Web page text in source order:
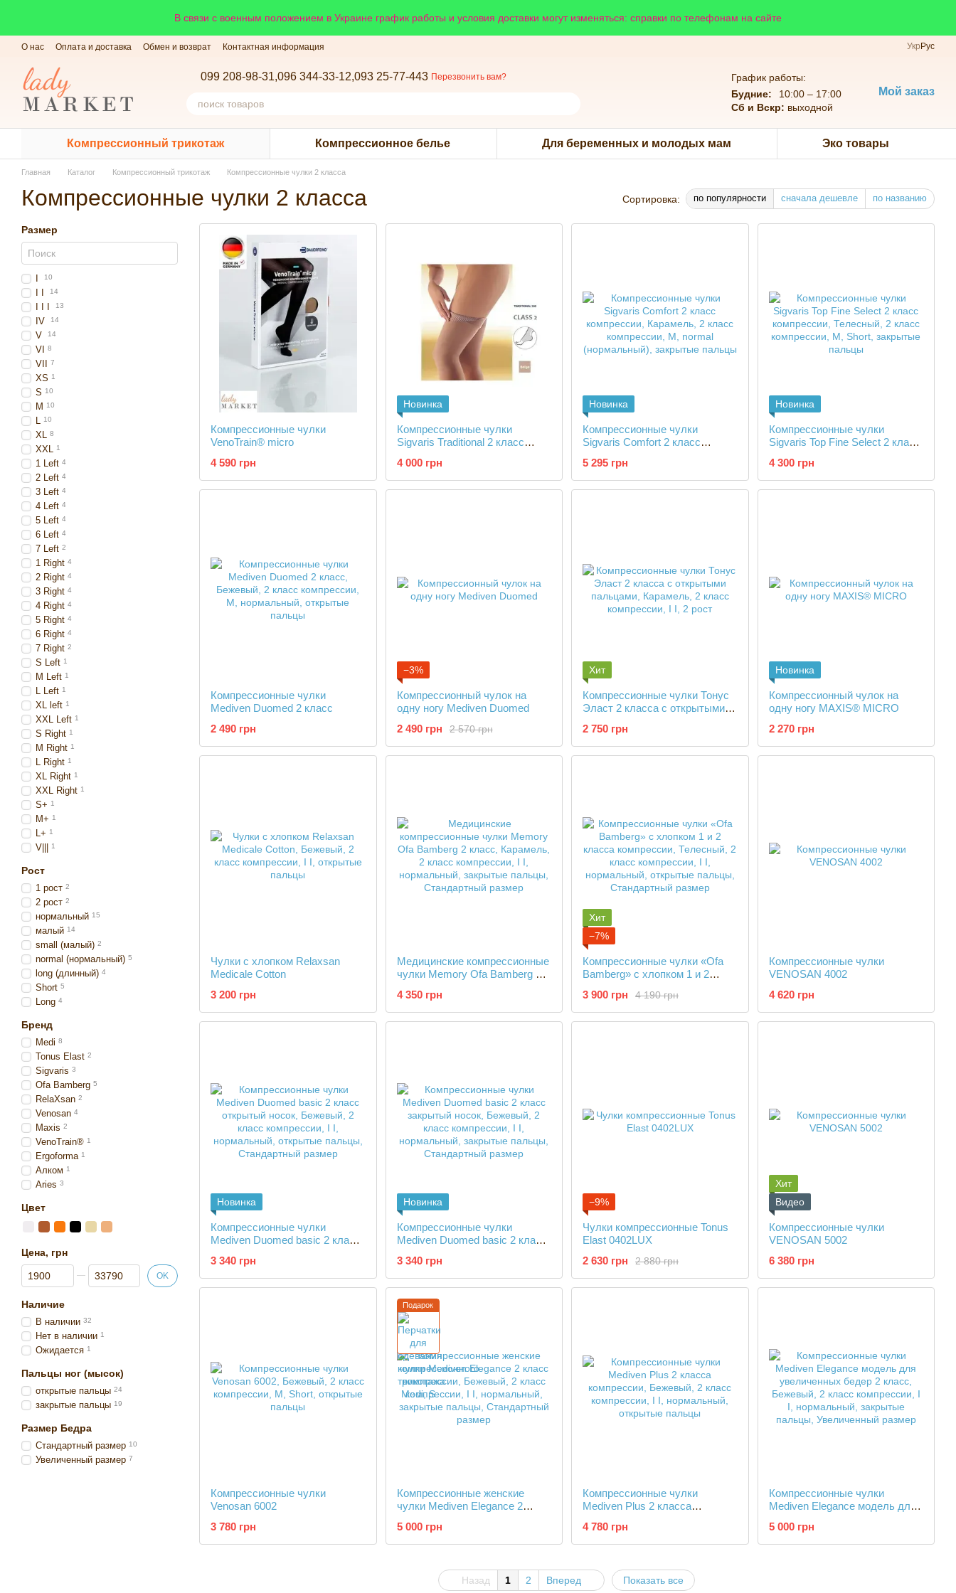
В связи с военным положением в Украине график работы и условия доставки могут изменяться: справки по телефонам на сайте
О нас Оплата и доставка Обмен и возврат Контактная информация Укр Рус
099 208-98-31,096 344-33-12,093 25-77-443 Перезвонить вам?
График работы:
Будние:
10:00 – 17:00
Сб и Вскр: выходной
Мой заказ
Компрессионный трикотаж Компрессионное белье Для беременных и молодых мам Эко товары
Главная Каталог Компрессионный трикотаж Компрессионные чулки 2 класса
Компрессионные чулки 2 класса Сортировка: по популярности сначала дешевле по названию
Компрессионные чулки
VenoTrain® micro
4 590 грн
Новинка
Компрессионные чулки
Sigvaris Traditional 2 класс
бедра
4 000 грн
Новинка
Компрессионные чулки
Sigvaris Comfort 2 класс
5 295 грн
Новинка
Компрессионные чулки
Sigvaris Top Fine Select 2 класс
4 300 грн
Компрессионные чулки
Mediven Duomed 2 класс
2 490 грн
−3%
Компрессионный чулок на
одну ногу Mediven Duomed
2 570 грн
2 490 грн
Хит
Компрессионные чулки Тонус
Эласт 2 класса с открытыми
2 750 грн
Новинка
Компрессионный чулок на
одну ногу MAXIS® MICRO
2 270 грн
Чулки с хлопком Relaxsan
Medicale Cotton
3 200 грн
Медицинские компрессионные
чулки Memory Ofa Bamberg 2
4 350 грн
Хит
−7%
Компрессионные чулки «Ofa
Bamberg» с хлопком 1 и 2
4 190 грн
3 900 грн
Компрессионные чулки
VENOSAN 4002
4 620 грн
Новинка
Компрессионные чулки
Mediven Duomed basic 2 класс
3 340 грн
Новинка
Компрессионные чулки
Mediven Duomed basic 2 класс
3 340 грн
−9%
Чулки компрессионные Tonus
Elast 0402LUX
2 880 грн
2 630 грн
Хит
Видео
Компрессионные чулки
VENOSAN 5002
6 380 грн
Компрессионные чулки
Venosan 6002
3 780 грн
Подарок
Компрессионные женские
чулки Mediven Elegance 2
5 000 грн
Компрессионные чулки
Mediven Plus 2 класса
4 780 грн
Компрессионные чулки
Mediven Elegance модель для
5 000 грн
Назад 1 2 Вперед Показать все
Размер
10
14
13
IV 14
V 14
VI 8
VII 7
XS 1
S 10
M 10
L 10
XL 8
XXL 1
1 Left 4
2 Left 4
3 Left 4
4 Left 4
5 Left 4
6 Left 4
7 Left 2
1 Right 4
2 Right 4
3 Right 4
4 Right 4
5 Right 4
6 Right 4
7 Right 2
S Left 1
М Left 1
L Left 1
XL left 1
XXL Left 1
S Right 1
M Right 1
L Right 1
XL Right 1
XXL Right 1
S+ 1
M+ 1
L+ 1
V||| 1
Рост
1 рост 2
2 рост 2
нормальный 15
малый 14
small (малый) 2
normal (нормальный) 5
long (длинный) 4
Short 5
Long 4
Бренд
Medi 8
Tonus Elast 2
Sigvaris 3
Ofa Bamberg 5
RelaXsan 2
Venosan 4
Maxis 2
VenoTrain® 1
Ergoforma 1
Алком 1
Aries 3
Цвет
Цена, грн
От Цена, грн
До Цена, грн OK
Наличие
В наличии 32
Нет в наличии 1
Ожидается 1
Пальцы ног (мысок)
открытые пальцы 24
закрытые пальцы 19
Размер Бедра
Стандартный размер 10
Увеличенный размер 7